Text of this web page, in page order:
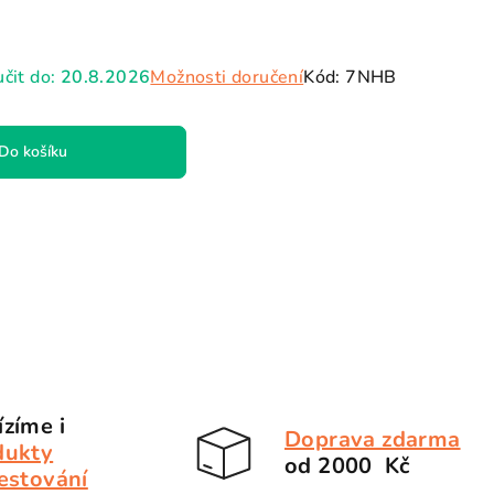
do: 20.8.2026Možnosti doručeníKód: 7NHB
Do košíku
i
Doprava zdarma
od 2000 Kč